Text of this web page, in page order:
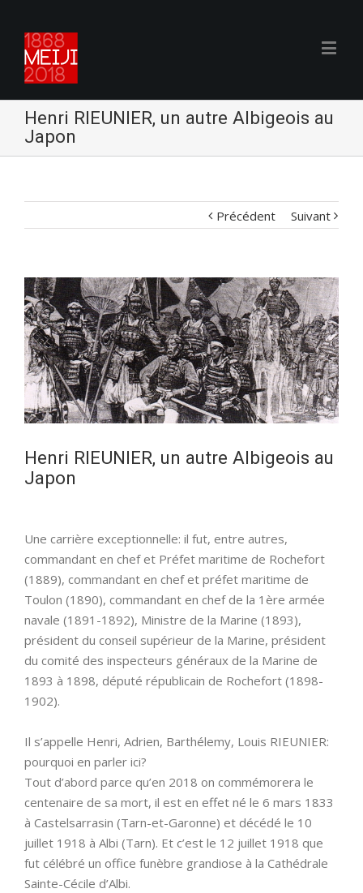
Henri RIEUNIER, un autre Albigeois au
Japon
Précédent Suivant
Voir
l'image
agrandie
Henri RIEUNIER, un autre Albigeois au
Japon
Une carrière exceptionnelle: il fut, entre autres,
commandant en chef et Préfet maritime de Rochefort
(1889), commandant en chef et préfet maritime de
Toulon (1890), commandant en chef de la 1ère armée
navale (1891-1892), Ministre de la Marine (1893),
président du conseil supérieur de la Marine, président
du comité des inspecteurs généraux de la Marine de
1893 à 1898, député républicain de Rochefort (1898-
1902).
Il s’appelle Henri, Adrien, Barthélemy, Louis RIEUNIER:
pourquoi en parler ici?
Tout d’abord parce qu’en 2018 on commémorera le
centenaire de sa mort, il est en effet né le 6 mars 1833
à Castelsarrasin (Tarn-et-Garonne) et décédé le 10
juillet 1918 à Albi (Tarn). Et c’est le 12 juillet 1918 que
fut célébré un office funèbre grandiose à la Cathédrale
Sainte-Cécile d’Albi.